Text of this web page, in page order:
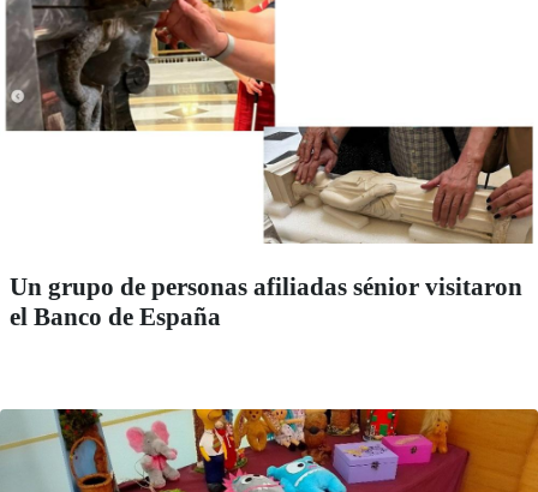
Un grupo de personas afiliadas sénior visitaron
el Banco de España